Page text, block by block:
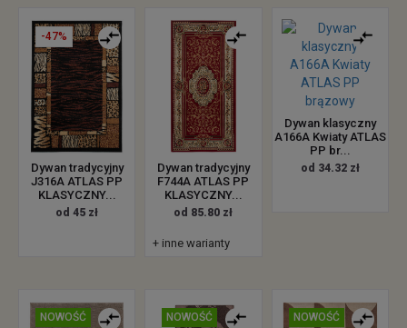
-47%
Dywan tradycyjny
J316A ATLAS PP
KLASYCZNY...
od 45 zł
Dywan tradycyjny
F744A ATLAS PP
KLASYCZNY...
od 85.80 zł
+ inne warianty
Dywan klasyczny
A166A Kwiaty ATLAS
PP br...
od 34.32 zł
NOWOŚĆ NOWOŚĆ NOWOŚĆ